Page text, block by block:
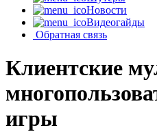
Новости
Видеогайды
Обратная связь
Клиентские
игры